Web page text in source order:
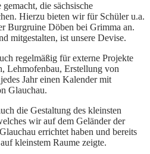
die sächsische
Hierzu bieten wir für Schüler u.a.
Burgruine Döben bei Grimma an.
mitgestalten, ist unsere Devise.
regelmäßig für externe Projekte
Lehmofenbau, Erstellung von
Jahr einen Kalender mit
Glauchau.
die Gestaltung des kleinsten
wir auf dem Geländer der
errichtet haben und bereits
kleinstem Raume zeigte.